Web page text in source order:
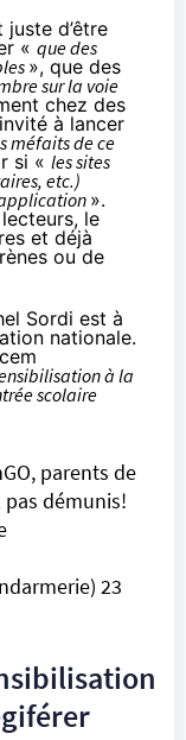
juste d’être
« que des
», que des
sur la voie
chez des
à lancer
méfaits de ce
si « les sites
etc.)
».
le
et déjà
ou de
Sordi est à
nationale.
à la
scolaire
, parents de
pas démunis!
23